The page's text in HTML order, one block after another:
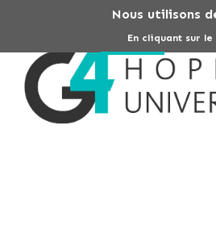
Nous utilisons
En cliquant sur